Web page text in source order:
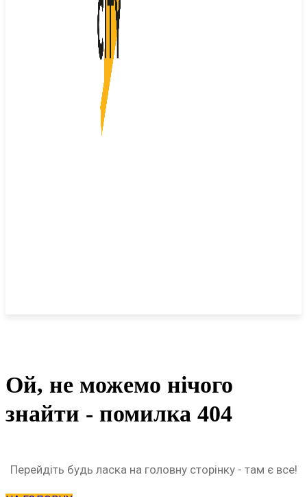
Ой, не можемо нічого
знайти - помилка 404
Перейдіть будь ласка на головну сторінку - там є все!